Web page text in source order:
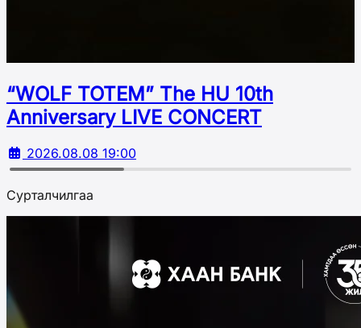
“WOLF TOTEM” The HU 10th
Аnniversary LIVE CONCERT
2026.08.08 19:00
Сурталчилгаа